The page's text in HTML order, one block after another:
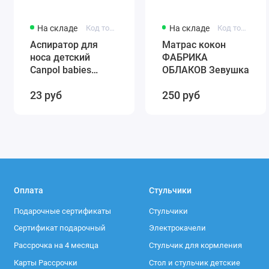
На складе Код товара: 56/007
Аспиратор для
носа детский
Canpol babies
56/007
23 руб
На складе
Матрас кокон
ФАБРИКА
ОБЛАКОВ Зевушка
250 руб
Оплата
Подарочные сертификаты
Сертификат подарочный
Рассрочка на 4 месяца
Карты Рассрочки
Стульчики
Стульчики
Электрокачели
Стульчик для кормления
Стол и стульчик детские